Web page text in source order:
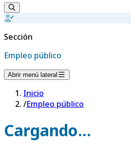
Sección
Empleo público
Abrir menú lateral
Inicio
/Empleo público
Cargando...